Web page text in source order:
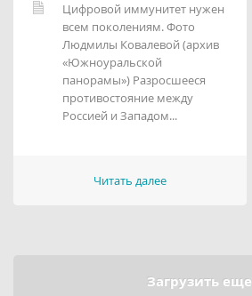
Цифровой иммунитет нужен
всем поколениям. Фото
Людмилы Ковалевой (архив
«Южноуральской
панорамы») Разросшееся
противостояние между
Россией и Западом...
Читать далее
Загрузить еще